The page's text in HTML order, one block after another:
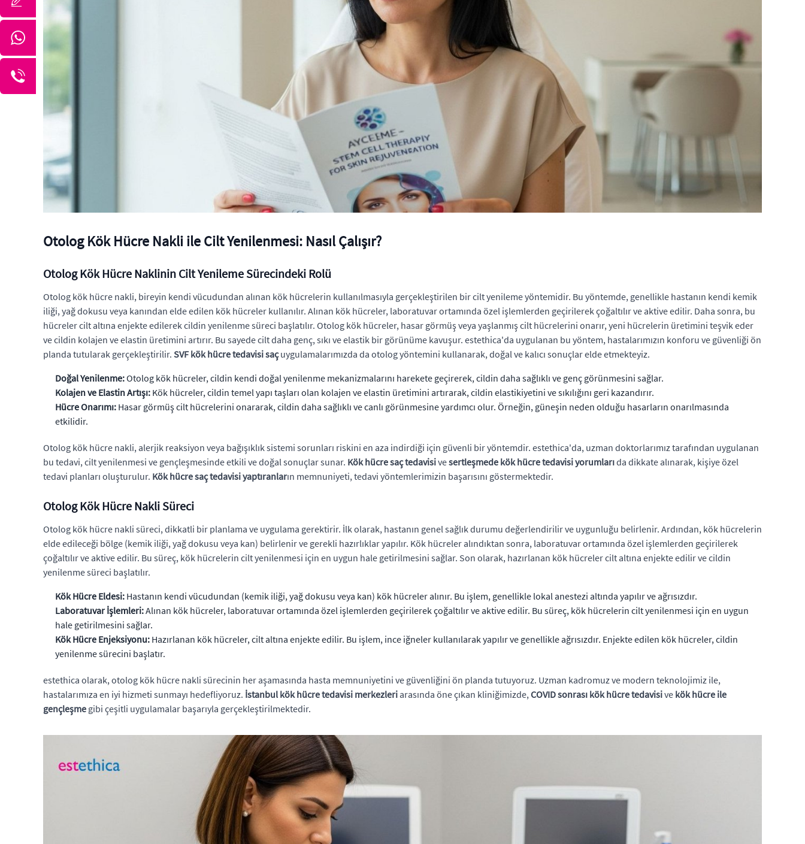
Otolog Kök Hücre Nakli ile Cilt Yenilenmesi: Nasıl Çalışır?
Otolog Kök Hücre Naklinin Cilt Yenileme Sürecindeki Rolü
Otolog kök hücre nakli, bireyin kendi vücudundan alınan kök hücrelerin kullanılmasıyla gerçekleştirilen bir cilt yenileme yöntemidir. Bu yöntemde, genellikle hastanın kendi kemik
iliği, yağ dokusu veya kanından elde edilen kök hücreler kullanılır. Alınan kök hücreler, laboratuvar ortamında özel işlemlerden geçirilerek çoğaltılır ve aktive edilir. Daha sonra, bu
hücreler cilt altına enjekte edilerek cildin yenilenme süreci başlatılır. Otolog kök hücreler, hasar görmüş veya yaşlanmış cilt hücrelerini onarır, yeni hücrelerin üretimini teşvik eder
ve cildin kolajen ve elastin üretimini artırır. Bu sayede cilt daha genç, sıkı ve elastik bir görünüme kavuşur. estethica'da uygulanan bu yöntem, hastalarımızın konforu ve güvenliği ön
planda tutularak gerçekleştirilir. SVF kök hücre tedavisi saçuygulamalarımızda da otolog yöntemini kullanarak, doğal ve kalıcı sonuçlar elde etmekteyiz.
Doğal Yenilenme:Otolog kök hücreler, cildin kendi doğal yenilenme mekanizmalarını harekete geçirerek, cildin daha sağlıklı ve genç görünmesini sağlar.
Kolajen ve Elastin Artışı: Kök hücreler, cildin temel yapı taşları olan kolajen ve elastin üretimini artırarak, cildin elastikiyetini ve sıkılığını geri kazandırır.
Hücre Onarımı: Hasar görmüş cilt hücrelerini onararak, cildin daha sağlıklı ve canlı görünmesine yardımcı olur. Örneğin, güneşin neden olduğu hasarların onarılmasında
etkilidir.
Otolog kök hücre nakli, alerjik reaksiyon veya bağışıklık sistemi sorunları riskini en aza indirdiği için güvenli bir yöntemdir. estethica'da, uzman doktorlarımız tarafından uygulanan
bu tedavi, cilt yenilenmesi ve gençleşmesinde etkili ve doğal sonuçlar sunar. Kök hücre saç tedavisivesertleşmede kök hücre tedavisi yorumlarıda dikkate alınarak, kişiye özel
tedavi planları oluşturulur. Kök hücre saç tedavisi yaptıranların memnuniyeti, tedavi yöntemlerimizin başarısını göstermektedir.
Otolog Kök Hücre Nakli Süreci
Otolog kök hücre nakli süreci, dikkatli bir planlama ve uygulama gerektirir. İlk olarak, hastanın genel sağlık durumu değerlendirilir ve uygunluğu belirlenir. Ardından, kök hücrelerin
elde edileceği bölge (kemik iliği, yağ dokusu veya kan) belirlenir ve gerekli hazırlıklar yapılır. Kök hücreler alındıktan sonra, laboratuvar ortamında özel işlemlerden geçirilerek
çoğaltılır ve aktive edilir. Bu süreç, kök hücrelerin cilt yenilenmesi için en uygun hale getirilmesini sağlar. Son olarak, hazırlanan kök hücreler cilt altına enjekte edilir ve cildin
yenilenme süreci başlatılır.
Kök Hücre Eldesi: Hastanın kendi vücudundan (kemik iliği, yağ dokusu veya kan) kök hücreler alınır. Bu işlem, genellikle lokal anestezi altında yapılır ve ağrısızdır.
Laboratuvar İşlemleri:Alınan kök hücreler, laboratuvar ortamında özel işlemlerden geçirilerek çoğaltılır ve aktive edilir. Bu süreç, kök hücrelerin cilt yenilenmesi için en uygun
hale getirilmesini sağlar.
Kök Hücre Enjeksiyonu: Hazırlanan kök hücreler, cilt altına enjekte edilir. Bu işlem, ince iğneler kullanılarak yapılır ve genellikle ağrısızdır. Enjekte edilen kök hücreler, cildin
yenilenme sürecini başlatır.
estethica olarak, otolog kök hücre nakli sürecinin her aşamasında hasta memnuniyetini ve güvenliğini ön planda tutuyoruz. Uzman kadromuz ve modern teknolojimiz ile,
hastalarımıza en iyi hizmeti sunmayı hedefliyoruz. İstanbul kök hücre tedavisi merkezleri arasında öne çıkan kliniğimizde,COVID sonrası kök hücre tedavisive kök hücre ile
gençleşme gibi çeşitli uygulamalar başarıyla gerçekleştirilmektedir.